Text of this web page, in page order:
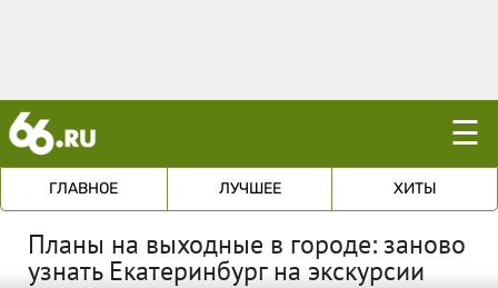
☰
ГЛАВНОЕ ЛУЧШЕЕ ХИТЫ
Планы на выходные в городе: заново
узнать Екатеринбург на экскурсии